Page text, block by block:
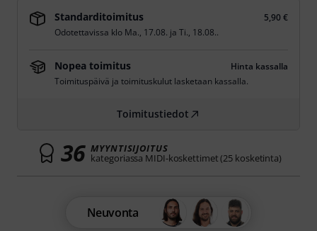
Standarditoimitus
5,90 €
Odotettavissa klo Ma., 17.08. ja Ti., 18.08..
Nopea toimitus
Hinta kassalla
Toimituspäivä ja toimituskulut lasketaan kassalla.
Toimitustiedot
36 MYYNTISIJOITUS
kategoriassa MIDI-koskettimet (25 kosketinta)
Neuvonta